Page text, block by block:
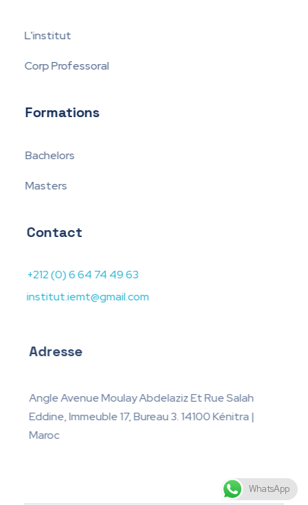
L'institut
Corp Professoral
Formations
Bachelors
Masters
Contact
+212 (0) 6 64 74 49 63
institut.iemt@gmail.com
Adresse
Angle Avenue Moulay Abdelaziz Et Rue Salah
Eddine, Immeuble 17, Bureau 3. 14100 Kénitra |
Maroc
WhatsApp